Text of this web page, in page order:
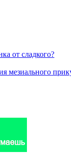
от сладкого?
мезиального